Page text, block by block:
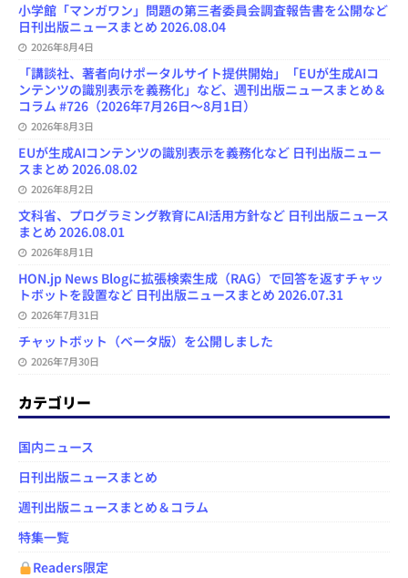
小学館「マンガワン」問題の第三者委員会調査報告書を公開など
日刊出版ニュースまとめ 2026.08.04
2026年8月4日
「講談社、著者向けポータルサイト提供開始」「EUが生成AIコ
ンテンツの識別表示を義務化」など、週刊出版ニュースまとめ＆
コラム #726（2026年7月26日～8月1日）
2026年8月3日
EUが生成AIコンテンツの識別表示を義務化など 日刊出版ニュー
スまとめ 2026.08.02
2026年8月2日
文科省、プログラミング教育にAI活用方針など 日刊出版ニュース
まとめ 2026.08.01
2026年8月1日
HON.jp News Blogに拡張検索生成（RAG）で回答を返すチャッ
トボットを設置など 日刊出版ニュースまとめ 2026.07.31
2026年7月31日
チャットボット（ベータ版）を公開しました
2026年7月30日
カテゴリー
国内ニュース
日刊出版ニュースまとめ
週刊出版ニュースまとめ＆コラム
特集一覧
Readers限定